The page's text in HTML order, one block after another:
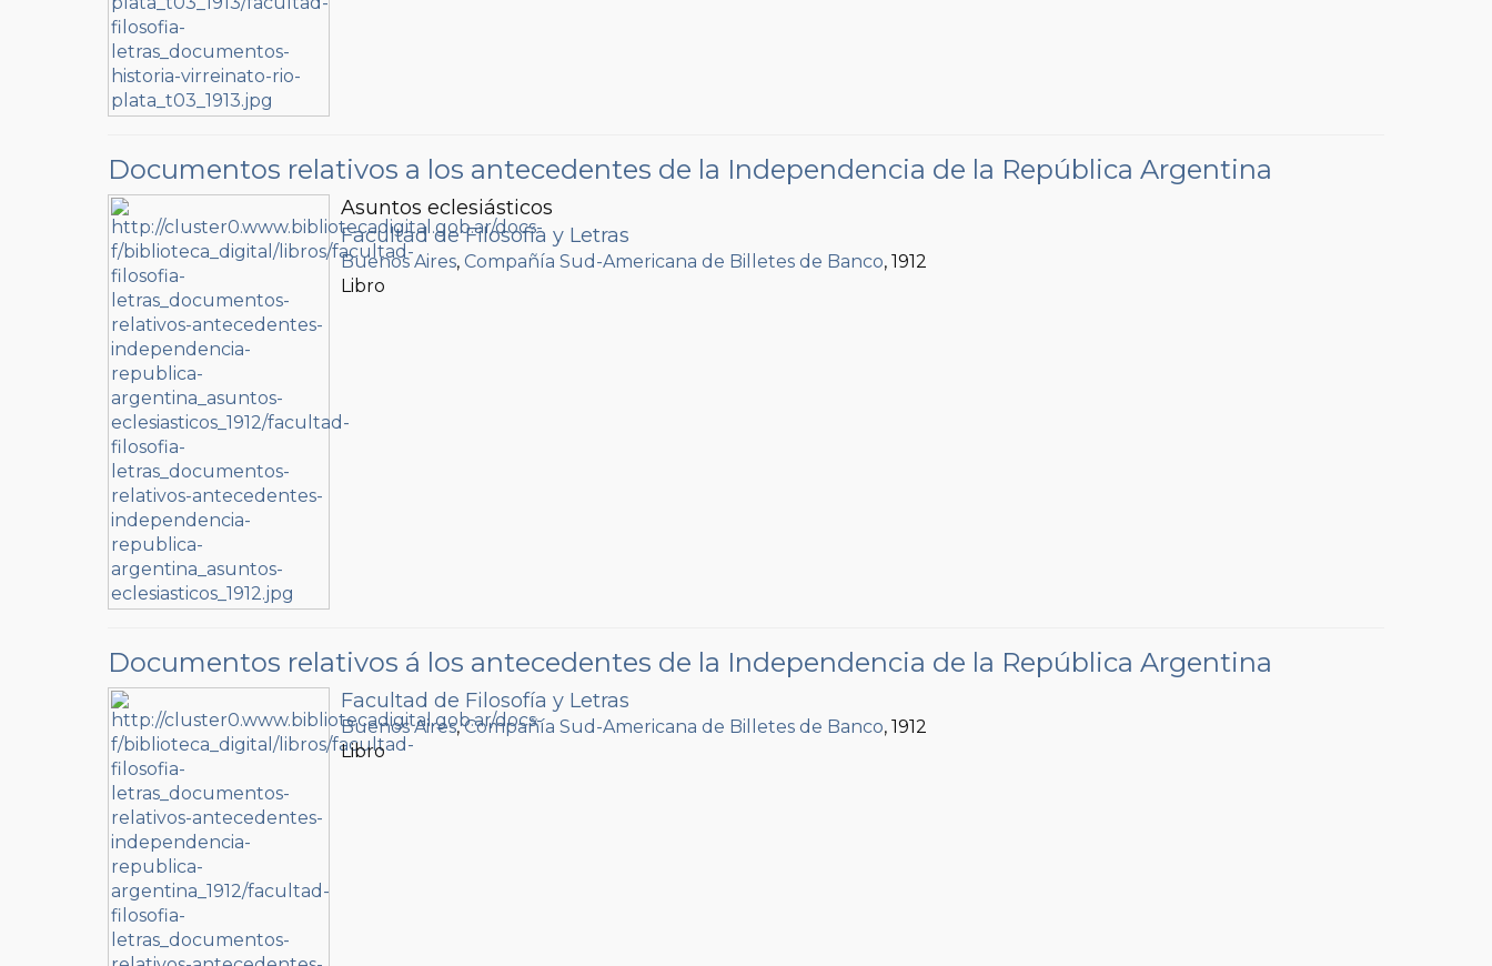
Documentos relativos a los antecedentes de la Independencia de la República Argentina
Asuntos eclesiásticos
Facultad de Filosofía y Letras
Buenos Aires, Compañía Sud-Americana de Billetes de Banco, 1912
Libro
Documentos relativos á los antecedentes de la Independencia de la República Argentina
Facultad de Filosofía y Letras
Buenos Aires,Compañía Sud-Americana de Billetes de Banco, 1912
Libro